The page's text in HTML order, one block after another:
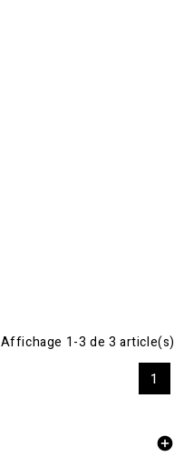
Affichage 1-3 de 3 article(s)
1
